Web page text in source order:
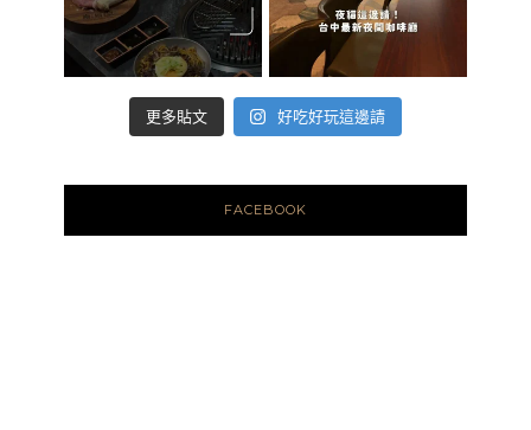
更多貼文 好吃好玩這邊請
FACEBOOK